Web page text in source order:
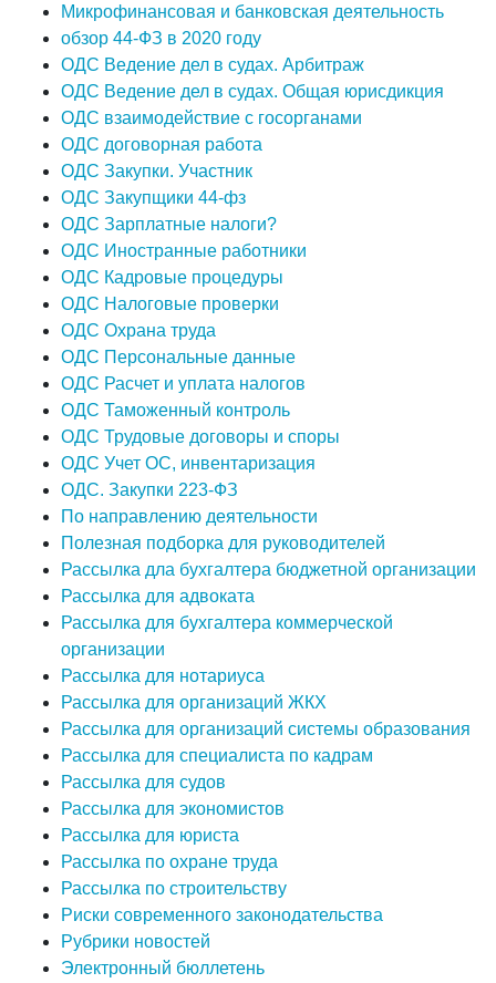
Микрофинансовая и банковская деятельность
обзор 44-ФЗ в 2020 году
ОДС Ведение дел в судах. Арбитраж
ОДС Ведение дел в судах. Общая юрисдикция
ОДС взаимодействие с госорганами
ОДС договорная работа
ОДС Закупки. Участник
ОДС Закупщики 44-фз
ОДС Зарплатные налоги?
ОДС Иностранные работники
ОДС Кадровые процедуры
ОДС Налоговые проверки
ОДС Охрана труда
ОДС Персональные данные
ОДС Расчет и уплата налогов
ОДС Таможенный контроль
ОДС Трудовые договоры и споры
ОДС Учет ОС, инвентаризация
ОДС. Закупки 223-ФЗ
По направлению деятельности
Полезная подборка для руководителей
Рассылка дла бухгалтера бюджетной организации
Рассылка для адвоката
Рассылка для бухгалтера коммерческой
организации
Рассылка для нотариуса
Рассылка для организаций ЖКХ
Рассылка для организаций системы образования
Рассылка для специалиста по кадрам
Рассылка для судов
Рассылка для экономистов
Рассылка для юриста
Рассылка по охране труда
Рассылка по строительству
Риски современного законодательства
Рубрики новостей
Электронный бюллетень